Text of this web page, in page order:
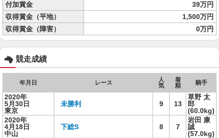
付加賞金
39万円
収得賞金（平地）
1,500万円
収得賞金（障害）
0万円
競走成績
年月日 レース
人
気
着
順
騎手
2020年
5月30日
東京
未勝利 9 13
草野 太
郎
(60.0kg)
2020年
4月18日
中山
下総S 8 7
岩田 康
誠
(57.0kg)